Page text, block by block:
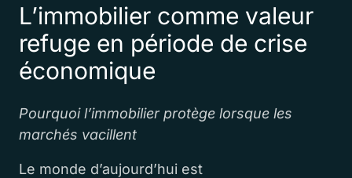
L’immobilier comme valeur
refuge en période de crise
économique
Pourquoi l’immobilier protège lorsque les
marchés vacillent
Le monde d’aujourd’hui est